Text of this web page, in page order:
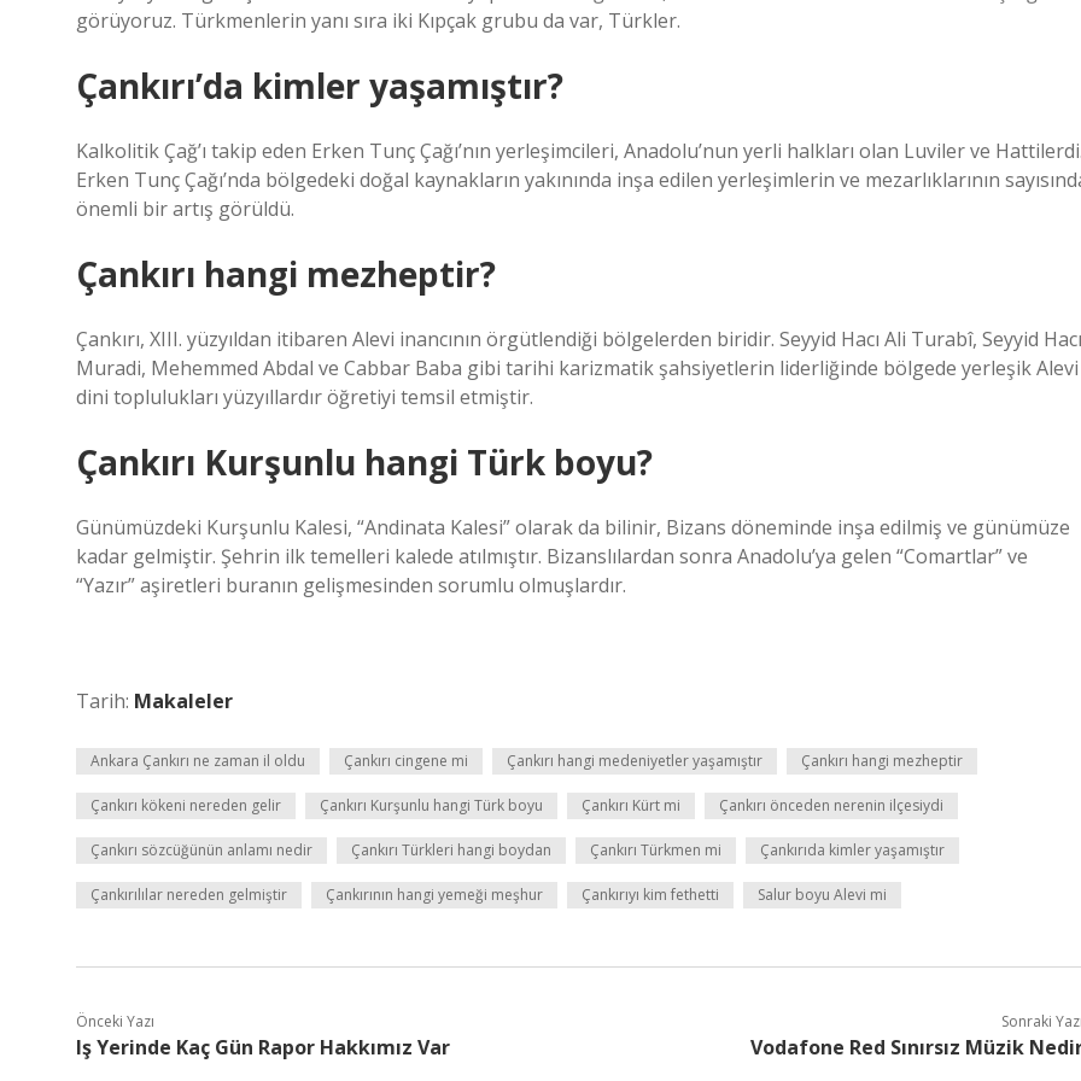
görüyoruz. Türkmenlerin yanı sıra iki Kıpçak grubu da var, Türkler.
Çankırı’da kimler yaşamıştır?
Kalkolitik Çağ’ı takip eden Erken Tunç Çağı’nın yerleşimcileri, Anadolu’nun yerli halkları olan Luviler ve Hattilerdi.
Erken Tunç Çağı’nda bölgedeki doğal kaynakların yakınında inşa edilen yerleşimlerin ve mezarlıklarının
önemli bir artış görüldü.
Çankırı hangi mezheptir?
Çankırı, XIII. yüzyıldan itibaren Alevi inancının örgütlendiği bölgelerden biridir. Seyyid Hacı Ali Turabî, Seyyid Hacı
Muradi, Mehemmed Abdal ve Cabbar Baba gibi tarihi karizmatik şahsiyetlerin liderliğinde bölgede yerleşik Alevi
dini toplulukları yüzyıllardır öğretiyi temsil etmiştir.
Çankırı Kurşunlu hangi Türk boyu?
Günümüzdeki Kurşunlu Kalesi, “Andinata Kalesi” olarak da bilinir, Bizans döneminde inşa edilmiş ve günümüze
kadar gelmiştir. Şehrin ilk temelleri kalede atılmıştır. Bizanslılardan sonra Anadolu’ya gelen “Comartlar” ve
“Yazır” aşiretleri buranın gelişmesinden sorumlu olmuşlardır.
Tarih: Makaleler
Ankara Çankırı ne zaman il oldu Çankırı cingene mi Çankırı hangi medeniyetler yaşamıştır Çankırı hangi mezheptir
Çankırı kökeni nereden gelir Çankırı Kurşunlu hangi Türk boyu Çankırı Kürt mi Çankırı önceden nerenin ilçesiydi
Çankırı sözcüğünün anlamı nedir Çankırı Türkleri hangi boydan Çankırı Türkmen mi Çankırıda kimler yaşamıştır
Çankırılılar nereden gelmiştir Çankırının hangi yemeği meşhur Çankırıyı kim fethetti Salur boyu Alevi mi
Önceki Yazı
Iş Yerinde Kaç Gün Rapor Hakkımız Var
Sonraki Yazı
Vodafone Red Sınırsız Müzik